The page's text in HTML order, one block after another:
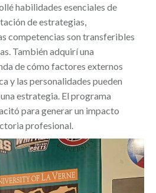
habilidades esenciales de
de estrategias,
competencias son transferibles
También adquirí una
de cómo factores externos
y las personalidades pueden
estrategia. El programa
para generar un impacto
profesional.